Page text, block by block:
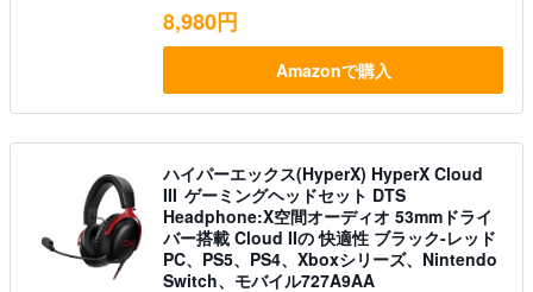
8,980円
Amazonで購入
ハイパーエックス(HyperX) HyperX Cloud
III ゲーミングヘッドセット DTS
Headphone:X空間オーディオ 53mmドライ
バー搭載 Cloud IIの 快適性 ブラック-レッド
PC、PS5、PS4、Xboxシリーズ、Nintendo
Switch、モバイル727A9AA